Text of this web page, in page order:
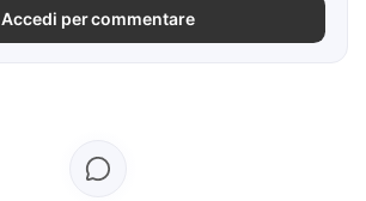
Accedi per commentare